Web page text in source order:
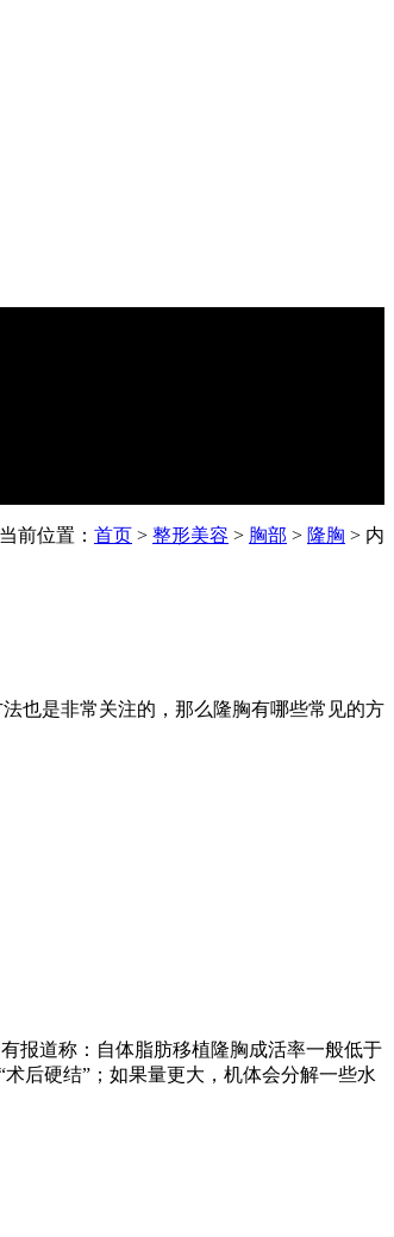
当前位置： 首页 > 整形美容 > 胸部 > 隆胸 > 内
也是非常关注的，那么隆胸有哪些常见的方
报道称：自体脂肪移植隆胸成活率一般低于
后硬结”；如果量更大，机体会分解一些水